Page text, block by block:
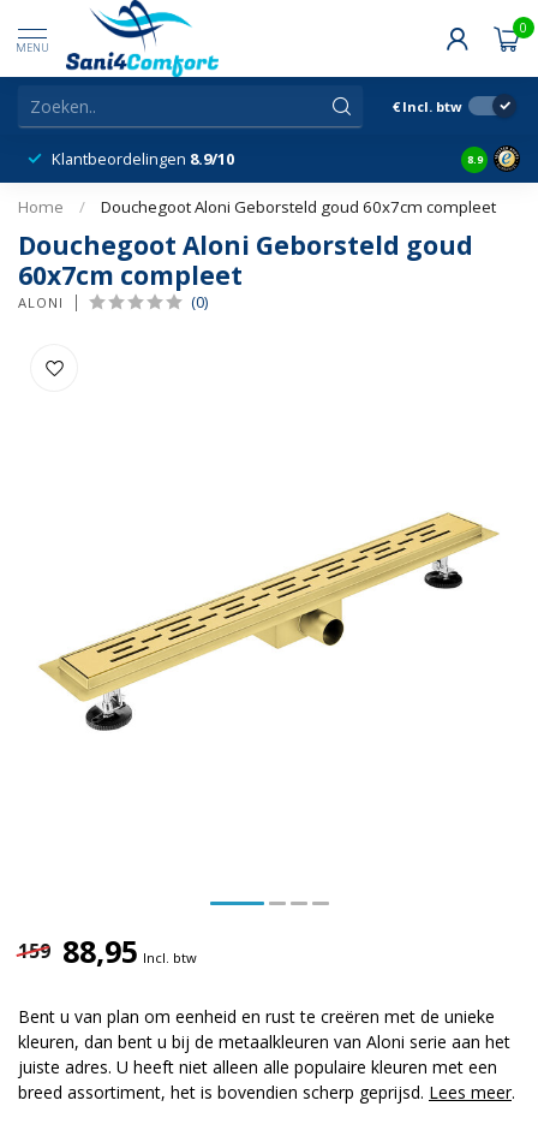
MENU
0
€ Incl. btw
Klantbeordelingen 8.9/10 8.9
Home / Douchegoot Aloni Geborsteld goud 60x7cm compleet
Douchegoot Aloni Geborsteld goud
60x7cm compleet
ALONI (0)
159 88,95 Incl. btw
Bent u van plan om eenheid en rust te creëren met de unieke
kleuren, dan bent u bij de metaalkleuren van Aloni serie aan het
juiste adres. U heeft niet alleen alle populaire kleuren met een
breed assortiment, het is bovendien scherp geprijsd. Lees meer.